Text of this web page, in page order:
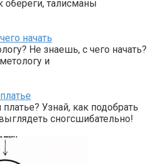
обереги, талисманы
начать
Не знаешь, с чего начать?
и
Узнай, как подобрать
сногсшибательно!